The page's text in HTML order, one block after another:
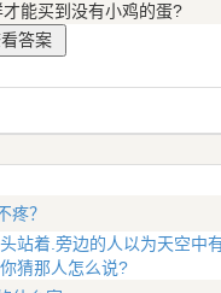
才能买到没有小鸡的蛋?
疼？
站着.旁边的人以为天空中
猜那人怎么说?